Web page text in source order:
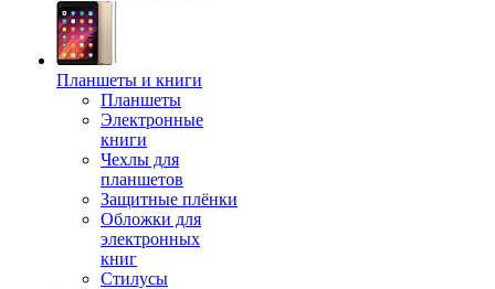
Планшеты и книги
Планшеты
Электронные
книги
Чехлы для
планшетов
Защитные плёнки
Обложки для
электронных
книг
Стилусы